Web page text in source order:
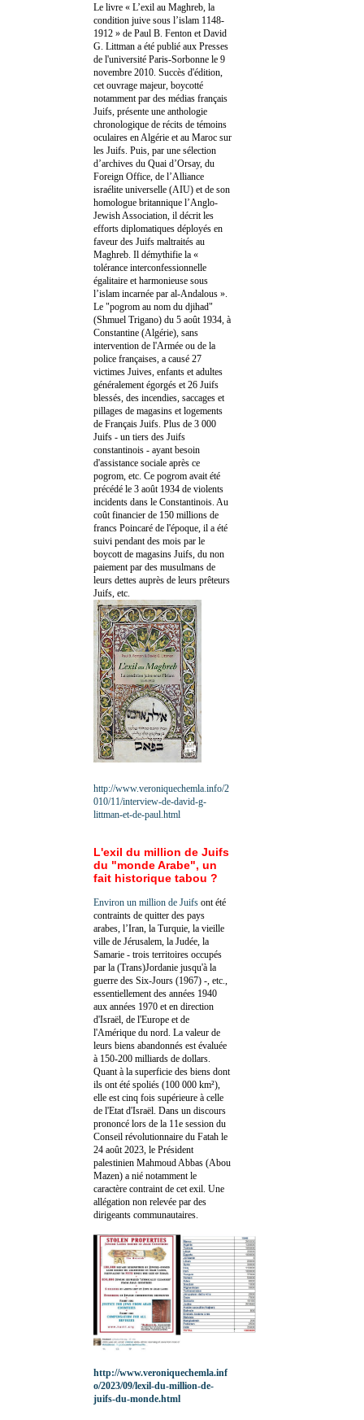
Le livre « L’exil au Maghreb, la
condition juive sous l’islam 1148-
1912 » de Paul B. Fenton et David
G. Littman a été publié aux Presses
de l'université Paris-Sorbonne le 9
novembre 2010. Succès d'édition,
cet ouvrage majeur, boycotté
notamment par des médias français
Juifs, présente une anthologie
chronologique de récits de témoins
oculaires en Algérie et au Maroc sur
les Juifs. Puis, par une sélection
d’archives du Quai d’Orsay, du
Foreign Office, de l’Alliance
israélite universelle (AIU) et de son
homologue britannique l’Anglo-
Jewish Association, il décrit les
efforts diplomatiques déployés en
faveur des Juifs maltraités au
Maghreb. Il démythifie la «
tolérance interconfessionnelle
égalitaire et harmonieuse sous
l’islam incarnée par al-Andalous ».
Le "pogrom au nom du djihad"
(Shmuel Trigano) du 5 août 1934, à
Constantine (Algérie), sans
intervention de l'Armée ou de la
police françaises, a causé 27
victimes Juives, enfants et adultes
généralement égorgés et 26 Juifs
blessés, des incendies, saccages et
pillages de magasins et logements
de Français Juifs. Plus de 3 000
Juifs - un tiers des Juifs
constantinois - ayant besoin
d'assistance sociale après ce
pogrom, etc. Ce pogrom avait été
précédé le 3 août 1934 de violents
incidents dans le Constantinois. Au
coût financier de 150 millions de
francs Poincaré de l'époque, il a été
suivi pendant des mois par le
boycott de magasins Juifs, du non
paiement par des musulmans de
leurs dettes auprès de leurs prêteurs
Juifs, etc.
http://www.veroniquechemla.info/2
010/11/interview-de-david-g-
littman-et-de-paul.html
L'exil du million de Juifs
du "monde Arabe", un
fait historique tabou ?
Environ un million de Juifs ont été
contraints de quitter des pays
arabes, l’Iran, la Turquie, la vieille
ville de Jérusalem, la Judée, la
Samarie - trois territoires occupés
par la (Trans)Jordanie jusqu'à la
guerre des Six-Jours (1967) -, etc.,
essentiellement des années 1940
aux années 1970 et en direction
d'Israël, de l'Europe et de
l'Amérique du nord. La valeur de
leurs biens abandonnés est évaluée
à 150-200 milliards de dollars.
Quant à la superficie des biens dont
ils ont été spoliés (100 000 km²),
elle est cinq fois supérieure à celle
de l'Etat d'Israël. Dans un discours
prononcé lors de la 11e session du
Conseil révolutionnaire du Fatah le
24 août 2023, le Président
palestinien Mahmoud Abbas (Abou
Mazen) a nié notamment le
caractère contraint de cet exil. Une
allégation non relevée par des
dirigeants communautaires.
http://www.veroniquechemla.inf
o/2023/09/lexil-du-million-de-
juifs-du-monde.html